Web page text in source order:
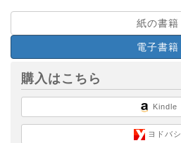
紙の書籍
電子書籍
購入はこちら
Kindle
ヨドバシ